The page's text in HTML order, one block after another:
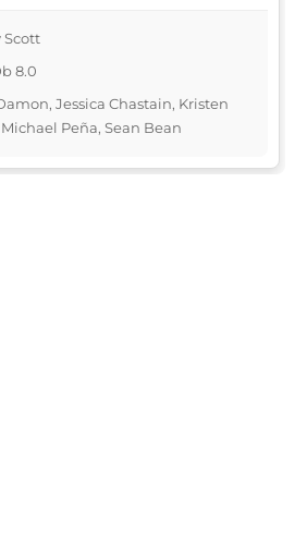
Scott
8.0
Jessica Chastain, Kristen
Peña, Sean Bean